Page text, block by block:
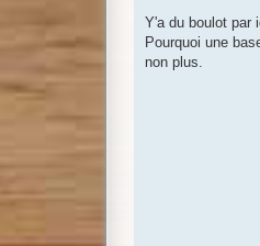
s
a
e
Y'a du boulot par
Pourquoi une
non plus.